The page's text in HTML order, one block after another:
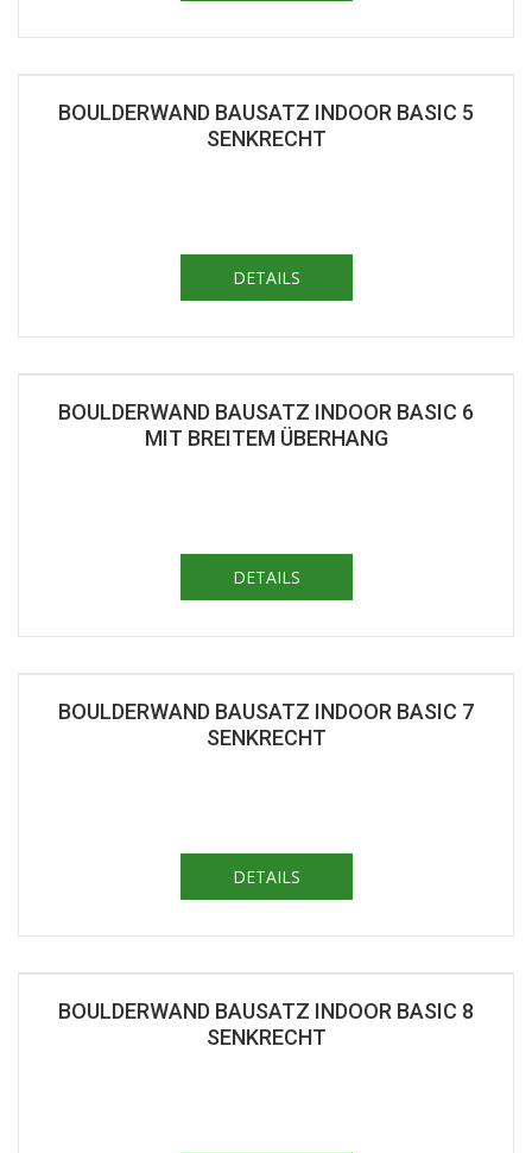
BOULDERWAND BAUSATZ INDOOR BASIC 5
SENKRECHT
DETAILS
BOULDERWAND BAUSATZ INDOOR BASIC 6
MIT BREITEM ÜBERHANG
DETAILS
BOULDERWAND BAUSATZ INDOOR BASIC 7
SENKRECHT
DETAILS
BOULDERWAND BAUSATZ INDOOR BASIC 8
SENKRECHT